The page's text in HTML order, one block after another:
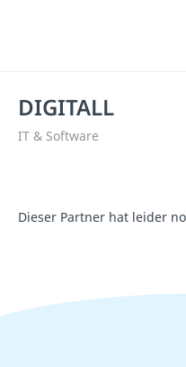
DIGITALL
IT & Software
Dieser Partner hat leider